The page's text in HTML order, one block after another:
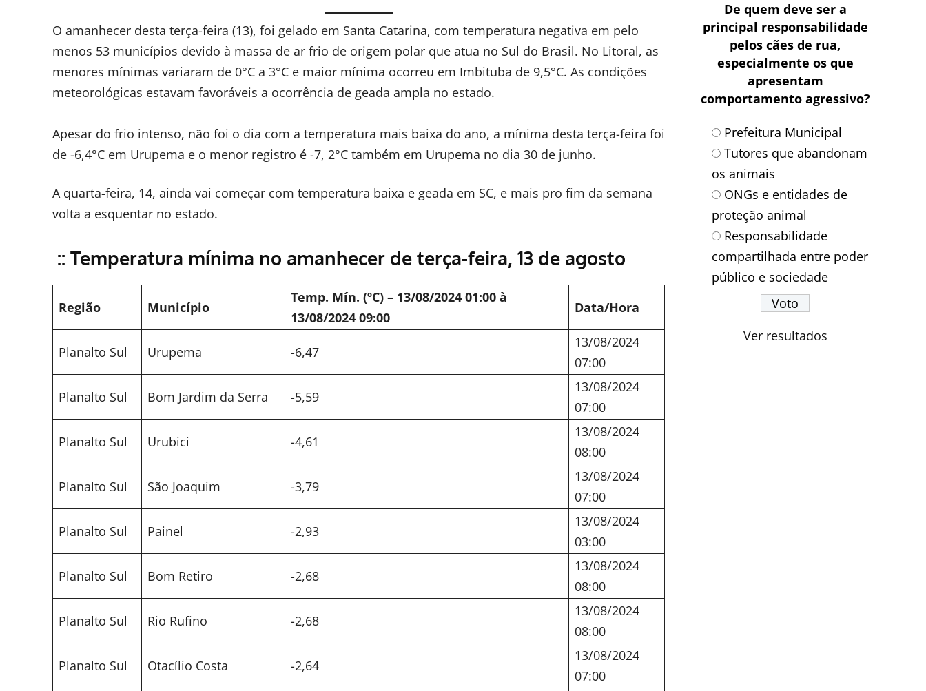
O amanhecer desta terça-feira (13), foi gelado em Santa Catarina, com temperatura negativa em pelo
menos 53 municípios devido à massa de ar frio de origem polar que atua no Sul do Brasil. No Litoral, as
menores mínimas variaram de 0°C a 3°C e maior mínima ocorreu em Imbituba de 9,5°C. As condições
meteorológicas estavam favoráveis a ocorrência de geada ampla no estado.
Apesar do frio intenso, não foi o dia com a temperatura mais baixa do ano, a mínima desta terça-feira foi
de -6,4°C em Urupema e o menor registro é -7, 2°C também em Urupema no dia 30 de junho.
A quarta-feira, 14, ainda vai começar com temperatura baixa e geada em SC, e mais pro fim da semana
volta a esquentar no estado.
:: Temperatura mínima no amanhecer de terça-feira, 13 de agosto
Região Município
Temp. Mín. (ºC) – 13/08/2024 01:00 à
13/08/2024 09:00
Data/Hora
Planalto Sul Urupema -6,47
13/08/2024
07:00
Planalto Sul Bom Jardim da Serra -5,59
13/08/2024
07:00
Planalto Sul Urubici -4,61
13/08/2024
08:00
Planalto Sul São Joaquim -3,79
13/08/2024
07:00
Planalto Sul Painel -2,93
13/08/2024
03:00
Planalto Sul Bom Retiro -2,68
13/08/2024
08:00
Planalto Sul Rio Rufino -2,68
13/08/2024
08:00
Planalto Sul Otacílio Costa -2,64
13/08/2024
07:00
De quem deve ser a
principal responsabilidade
pelos cães de rua,
especialmente os que
apresentam
comportamento agressivo?
Prefeitura Municipal
Tutores que abandonam
os animais
ONGs e entidades de
proteção animal
Responsabilidade
compartilhada entre poder
público e sociedade
Ver resultados